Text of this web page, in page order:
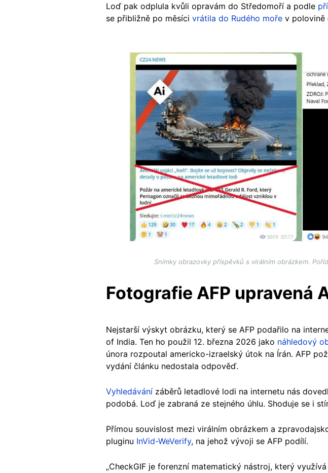
Loď pak odplula kvůli opravám do Středomoří a podle
se přibližně po měsíci vrátila do Rudého moře v polovině
Snímky obrazovky příspěvků s virálním obrázkem.
Fotografie AFP upravená
Nejstarší výskyt obrázku, který se AFP podařilo na
of India. Ten ho použil 12. března 2026 jako náhledový
února rozpoutal americko-izraelský útok na Írán. AFP
vydání článku nedostala odpověď.
Vyhledávání záběrů letadlové lodi na internetu nás
podobá. Loď je zabraná ze stejného úhlu. Shoduje se i
Přímou souvislost mezi virálním obrázkem a
pluginu InVid-WeVerify, na jehož vývoji se AFP podílí.
„CheckGIF je forenzní matematický nástroj, který